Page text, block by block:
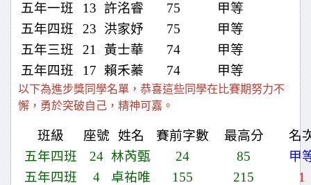
五年一班
13 許洺睿 75
甲等
五年四班
23 洪家妤 75
甲等
五年三班
21 黃士華 74
甲等
五年四班
17 賴禾蓁 74 甲等
以下為進步獎同學名單，恭喜這些同學在比賽期努力不
懈，勇於突破自己，精神可嘉。
班級 座號 姓名 賽前字數 最高分
名
五年四班
24 林芮甄 24 85
甲
五年四班
4 卓祐唯 155 215
1